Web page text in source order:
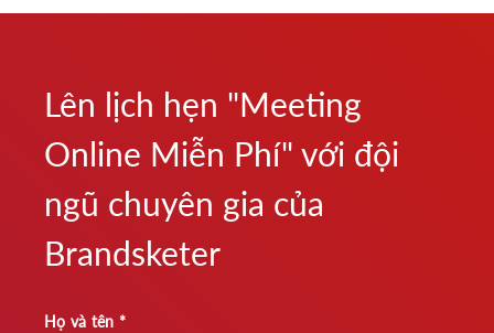
Lên lịch hẹn "Meeting
Online Miễn Phí" với đội
ngũ chuyên gia của
Brandsketer
Họ và tên *